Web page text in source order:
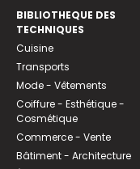
BIBLIOTHEQUE DES
TECHNIQUES
Cuisine
Transports
Mode - Vêtements
Coiffure - Esthétique -
Cosmétique
Commerce - Vente
Bâtiment - Architecture